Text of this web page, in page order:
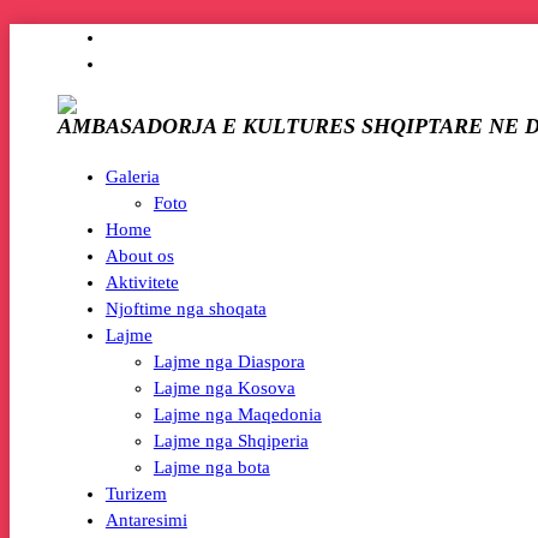
AMBASADORJA E KULTURES SHQIPTARE NE
Galeria
Foto
Home
About os
Aktivitete
Njoftime nga shoqata
Lajme
Lajme nga Diaspora
Lajme nga Kosova
Lajme nga Maqedonia
Lajme nga Shqiperia
Lajme nga bota
Turizem
Antaresimi